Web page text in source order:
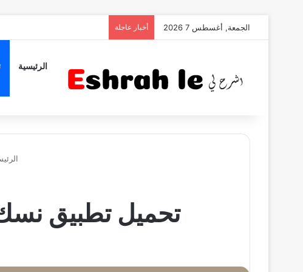
الجمعة, أغسطس 7 2026 أخبار عاجلة
الرئيسية
تحميل تطبيق